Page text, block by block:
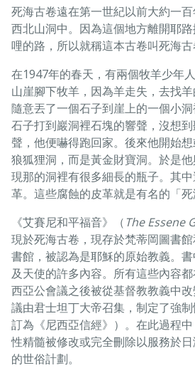
死海古卷遠在第一世紀以前大約一
西北山洞中。因為這個地方離開耶
哩的路，所以就稱這本古卷叫死海古
在1947年的春天，有兩個牧羊少年
山崖腳下牧羊，因為羊走失，去找
隨意丟了一個石子到崖上的一個小
石子打到巖洞裡石塊的響聲，沒想
聲，他便嚇得跑回家。後來他開始
狼狐狸洞，而是黃金財寶洞。於是
現那的洞裡有很多細長的瓶子。其
革。這些腐蝕的皮革就是有名的「死
《艾賽尼和平福音》（The Essene
現於死海古卷，現存於梵蒂岡圖書
書館，被認為是耶穌的原始教義。
及天使的許多內容。所有這些內容
西亞公會議之後被從基督教教義中
議由君士坦丁大帝召集，制定了強
訂為《尼西亞信經》）。在此過程
性精髓被修改或完全刪除以服務於
的世俗計劃。